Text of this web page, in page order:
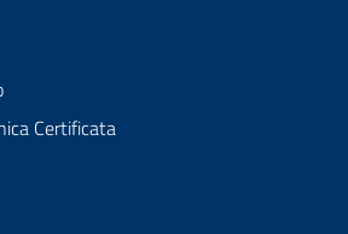
Certificata